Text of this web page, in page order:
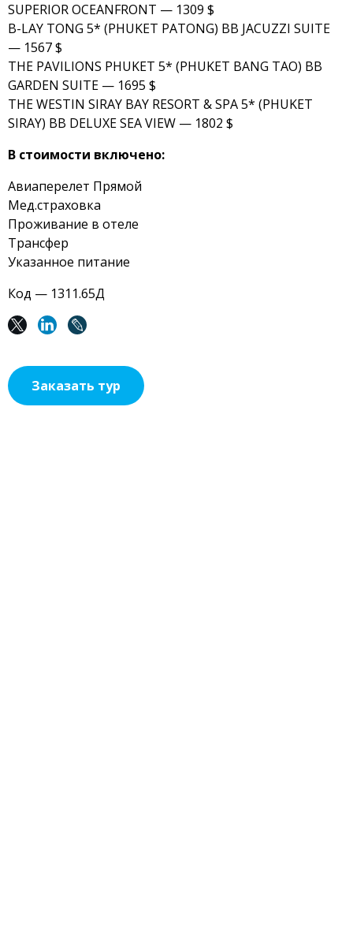
SUPERIOR OCEANFRONT — 1309 $
B-LAY TONG 5* (PHUKET PATONG) BB JACUZZI SUITE
— 1567 $
THE PAVILIONS PHUKET 5* (PHUKET BANG TAO) BB
GARDEN SUITE — 1695 $
THE WESTIN SIRAY BAY RESORT & SPA 5* (PHUKET
SIRAY) BB DELUXE SEA VIEW — 1802 $
В стоимости включено:
Авиаперелет Прямой
Мед.страховка
Проживание в отеле
Трансфер
Указанное питание
Код — 1311.65Д
Заказать тур